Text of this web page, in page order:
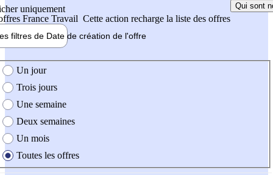
uniquement
France Travail Cette action recharge la liste des offres
Qui sont
filtres de Date de création de l'offre
création de l'offre
Un jour
Trois jours
Une semaine
Deux semaines
Un mois
Toutes les offres